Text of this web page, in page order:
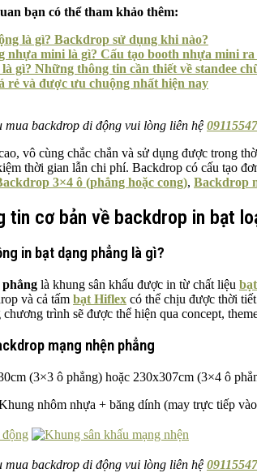
bạn có thể tham khảo thêm:
là gì? Backdrop sử dụng khi nào?
nhựa mini là gì? Cấu tạo booth nhựa mini ra
gì? Những thông tin cần thiết về standee
rẻ và được ưu chuộng nhất hiện nay
mua backdrop di động vui lòng liên hệ
vô cùng chắc chắn và sử dụng được trong
thời gian lẫn chi phí. Backdrop có cấu tạo
3×4 ô (phẳng hoặc cong), Backdrop
tin cơ bản về backdrop in bạt
in bạt dạng phẳng là gì?
phẳng là khung sân khấu được in từ chất liệu
và cả tấm bạt Hiflex có thể chịu được thời
trình sẽ được thể hiện qua concept,
mạng nhện phẳng
(3×3 ô phẳng) hoặc 230x307cm (3×4 ô
nhôm nhựa + băng dính (may trực tiếp
mua backdrop di động vui lòng liên hệ